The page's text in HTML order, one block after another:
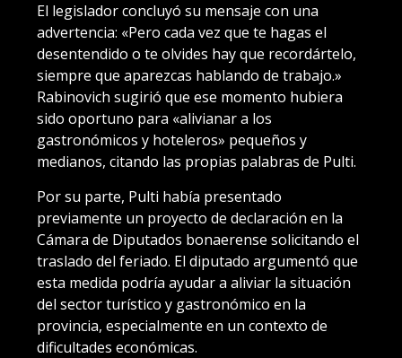
El legislador concluyó su mensaje con una
advertencia: «Pero cada vez que te hagas el
desentendido o te olvides hay que recordártelo,
siempre que aparezcas hablando de trabajo.»
Rabinovich sugirió que ese momento hubiera
sido oportuno para «alivianar a los
gastronómicos y hoteleros» pequeños y
medianos, citando las propias palabras de Pulti.
Por su parte, Pulti había presentado
previamente un proyecto de declaración en la
Cámara de Diputados bonaerense solicitando el
traslado del feriado. El diputado argumentó que
esta medida podría ayudar a aliviar la situación
del sector turístico y gastronómico en la
provincia, especialmente en un contexto de
dificultades económicas.